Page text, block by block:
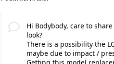
Hi Bodybody, care to
look?
There is a possibility the
maybe due to impact /